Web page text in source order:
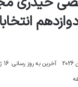
آخرین به روز رسانی: 16 ژوئن 2026